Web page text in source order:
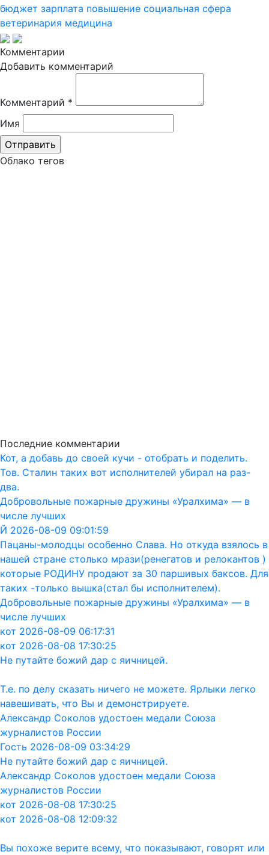
бюджет зарплата повышение социальная сфера
ветеринария медицина
Комментарии
Добавить комментарий
Комментарий *
Имя
Облако тегов
Последние комментарии
Кот, а добавь до своей кучи - отобрать и поделить.
Тов. Сталин таких вот исполнителей убирал на раз-
два.
Добровольные пожарные дружины «Уралхима» — в
числе лучших
Й 2026-08-09 09:01:59
Пацаны-молодцы особенно Слава. Но откуда взялось в
нашей стране столько мрази(ренегатов и релокантов )
которые РОДИНУ продают за 30 паршивых баксов. Для
таких -только вышка(стал бы исполнителем).
Добровольные пожарные дружины «Уралхима» — в
числе лучших
кот 2026-08-09 06:17:31
кот 2026-08-08 17:30:25
Не путайте божий дар с яичницей.
Т.е. по делу сказать ничего не можете. Ярлыки легко
навешивать, что Вы и демонстрируете.
Александр Соколов удостоен медали Союза
журналистов России
Гость 2026-08-09 03:34:29
Не путайте божий дар с яичницей.
Александр Соколов удостоен медали Союза
журналистов России
кот 2026-08-08 17:30:25
кот 2026-08-08 12:09:32
Вы похоже верите всему, что показывают, говорят или